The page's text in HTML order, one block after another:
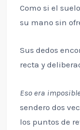
Como si el
su mano sin
Sus dedos
recta y
Eso era
sendero dos
los puntos de